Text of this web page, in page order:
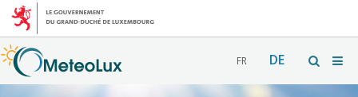
FR DE